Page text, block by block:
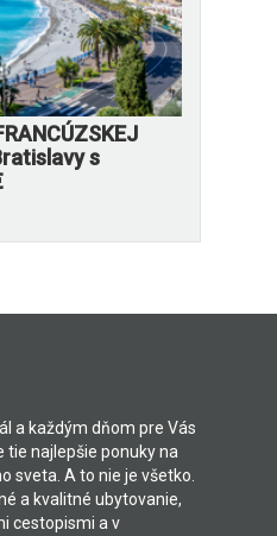
s
a každým dňom pre Vás
najlepšie ponuky na
sveta. A to nie je všetko.
a kvalitné ubytovanie,
cestopismi a v